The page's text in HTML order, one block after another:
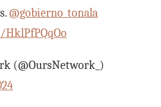
@gobierno_tonala
(@OursNetwork_)